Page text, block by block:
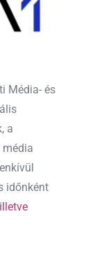
Média- és
a
időnként